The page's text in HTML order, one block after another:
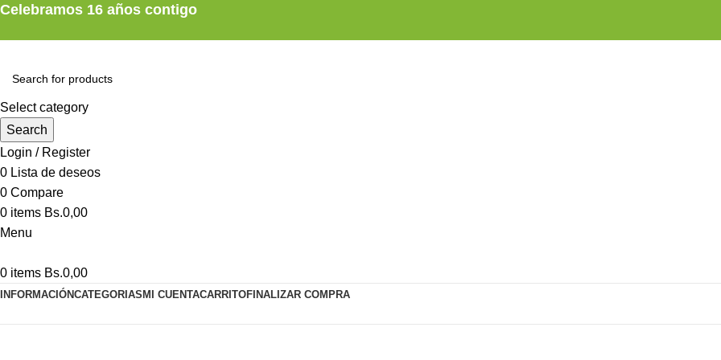
Celebramos 16 años contigo
Select category
Search
Login / Register
0 Lista de deseos
0 Compare
0 items Bs.0,00
Menu
0 items Bs.0,00
INFORMACIÓNCATEGORIAS MI CUENTACARRITOFINALIZAR COMPRA